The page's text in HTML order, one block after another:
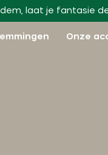
laat je fantasie
Onze